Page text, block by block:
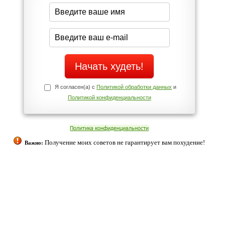
середине дня?
Телефоны службы поддержки
+7 (909) 421-77-27
cookies. Оставаясь с нами, вы соглашаетесь с нашей
Согласен